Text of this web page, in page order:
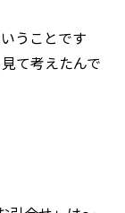
うことです
て考えたんで